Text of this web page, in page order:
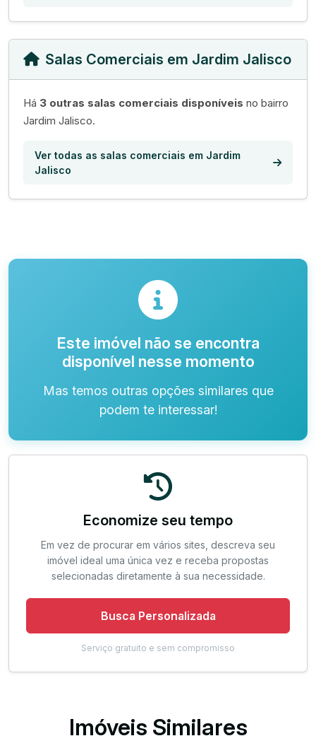
Salas Comerciais em Jardim Jalisco
Há 3 outras salas comerciais disponíveis no bairro
Jardim Jalisco.
Ver todas as salas comerciais em Jardim
Jalisco
Este imóvel não se encontra
disponível nesse momento
Mas temos outras opções similares que
podem te interessar!
Economize seu tempo
Em vez de procurar em vários sites, descreva seu
imóvel ideal uma única vez e receba propostas
selecionadas diretamente à sua necessidade.
Busca Personalizada
Serviço gratuito e sem compromisso
Imóveis Similares